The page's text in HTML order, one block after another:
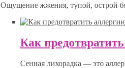
Ощущение жжения, тупой, острой
Как
Сенная лихорадка — это